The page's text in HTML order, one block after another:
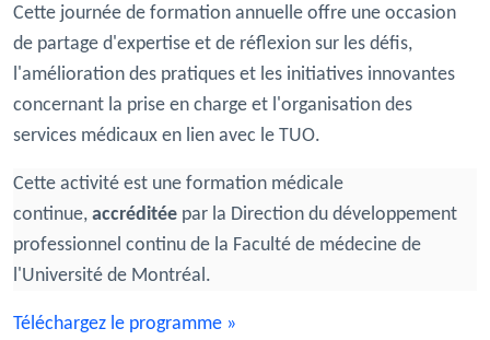
Cette journée de formation annuelle offre une occasion
de partage d'expertise et de réflexion sur les défis,
l'amélioration des pratiques et les initiatives innovantes
concernant la prise en charge et l'organisation des
services médicaux en lien avec le TUO.
Cette activité est une formation médicale
continue, accréditée par la Direction du développement
professionnel continu de la Faculté de médecine de
l'Université de Montréal.
Téléchargez le programme »